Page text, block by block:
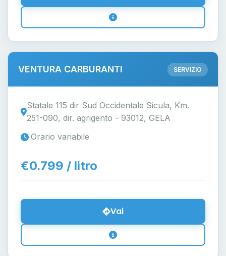
VENTURA CARBURANTI SERVIZIO
Statale 115 dir Sud Occidentale Sicula, Km.
251-090, dir. agrigento - 93012, GELA
Orario variabile
€0.799 / litro
Vai